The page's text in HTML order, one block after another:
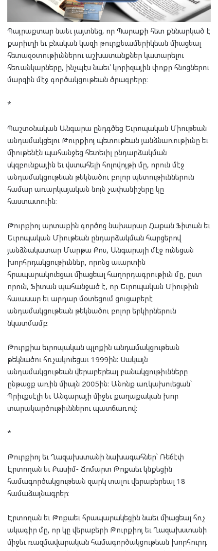
Պայրաքտար նաեւ յայտնեց, որ Պարաքի հետ քննարկած է
քարիւղի եւ բնական կազի թուրքեւամերիկեան միացեալ
հետազօտութիւններու աշխատանքներ կատարելու
հեռանկարները, ինչպէս նաեւ՝ կորիզային փոքր հնոցներու
մարզին մէջ գործակցութեան ծրագրերը։
*
Պաշտօնական Անգարա ընդգծեց Եւրոպական Միութեան
անդամակցելու Թուրքիոյ պետութեան յանձնառութիւնը եւ
միութենէն պահանջեց հետեւիլ ընդարձակման
սկզբունքային եւ վստահելի հոլովոյթի մը, որուն մէջ
անդամակցութեան թեկնածու բոլոր պետութիւններուն
համար առարկայական նոյն չափանիշերը կը
հաստատուին։
Թուրքիոյ արտաքին գործոց նախարար Հաքան Ֆիտան եւ
Եւրոպական Միութեան ընդարձակման հարցերով
յանձնակատար Մարթա Քոս, Անգարայի մէջ ունեցան
խորհրդակցութիւններ, որոնց աւարտին
հրապարակուեցաւ միացեալ հաղորդագրութիւն մը, ըստ
որուն, Ֆիտան պահանջած է, որ Եւրոպական Միութիւն
հաւասար եւ արդար մօտեցում ցուցաբերէ
անդամակցութեան թեկնածու բոլոր երկիրներուն
նկատմամբ։
Թուրքիա եւրոպական պլոքին անդամակցութեան
թեկնածու հռչակուեցաւ 1999ին։ Սակայն
անդամակցութեան վերաբերեալ բանակցութիւնները
ընթացք առին միայն 2005ին։ Անոնք առկախուեցան՝
Պրիւքսէլի եւ Անգարայի միջեւ քաղաքական խոր
տարակարծութիւններու պատճառով։
*
Թուրքիոյ եւ Ղազախստանի նախագահներ՝ Ռեճէփ
Էրտողան եւ Քասիմ- Ճոմարտ Թոքաեւ կնքեցին
համագործակցութեան զարկ տալու վերաբերեալ 18
համաձայնագրեր։
Էրտողան եւ Թոքաեւ հրապարակեցին նաեւ միացեալ հռչ
ակագիր մը, որ կը վերաբերի Թուրքիոյ եւ Ղազախստանի
միջեւ ռազմավարական համագործակցութեան խորհուրդ